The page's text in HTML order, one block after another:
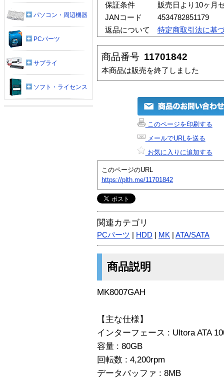
保証条件
販売日より10ヶ月
JANコード
4534782851179
返品について
特定商取引法に基
商品番号 11701842
本商品は販売を終了しました
このページを印刷する
メールでURLを送る
お気に入りに追加する
このページのURL
https://plth.me/11701842
関連カテゴリ
PCパーツ HDD MK ATA/SATA
商品説明
MK8007GAH
【主な仕様】
インターフェース : Ultora ATA
容量 : 80GB
回転数 : 4,200rpm
データバッファ : 8MB
パソコン・周辺機器
PCパーツ
サプライ
ソフト・ライセンス